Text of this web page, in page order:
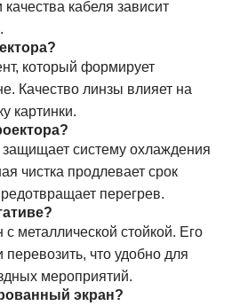
кабеля зависит
который формирует
Качество линзы влияет на
картинки.
систему охлаждения
чистка продлевает срок
перегрев.
металлической стойкой. Его
перевозить, что удобно для
мероприятий.
экран?